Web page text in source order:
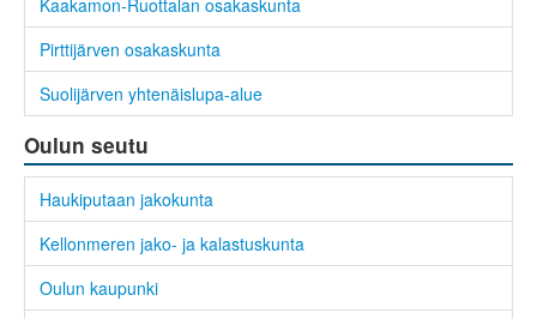
Kaakamon-Ruottalan osakaskunta
Pirttijärven osakaskunta
Suolijärven yhtenäislupa-alue
Oulun seutu
Haukiputaan jakokunta
Kellonmeren jako- ja kalastuskunta
Oulun kaupunki